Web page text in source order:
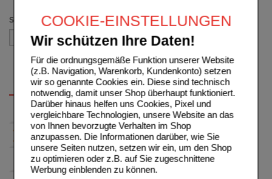
COOKIE-EINSTELLUNGEN
Wir schützen Ihre Daten!
Für die ordnungsgemäße Funktion unserer Website
(z.B. Navigation, Warenkorb, Kundenkonto) setzen
wir so genannte Cookies ein. Diese sind technisch
notwendig, damit unser Shop überhaupt funktioniert.
Darüber hinaus helfen uns Cookies, Pixel und
vergleichbare Technologien, unsere Website an das
von Ihnen bevorzugte Verhalten im Shop
anzupassen. Die Informationen darüber, wie Sie
unsere Seiten nutzen, setzen wir ein, um den Shop
zu optimieren oder z.B. auf Sie zugeschnittene
Werbung einblenden zu können.
Sortieren nach